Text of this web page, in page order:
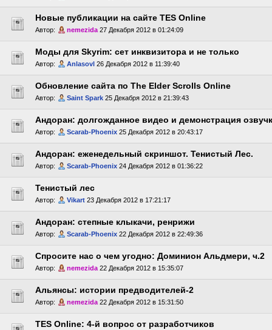
Новые публикации на сайте TES Online
Автор: nemezida 27 Декабря 2012 в 01:24:09
Моды для Skyrim: сет инквизитора и не только
Автор: Anlasovl 26 Декабря 2012 в 11:39:40
Обновление сайта по The Elder Scrolls Online
Автор: Saint Spark 25 Декабря 2012 в 21:39:43
Андоран: долгожданное видео и демонстрация
Автор: Scarab-Phoenix 25 Декабря 2012 в 20:43:17
Андоран: еженедельный скриншот. Тенистый Лес.
Автор: Scarab-Phoenix 24 Декабря 2012 в 01:36:22
Тенистый лес
Автор: Vikart 23 Декабря 2012 в 17:21:17
Андоран: степные клыкачи, ренрижи
Автор: Scarab-Phoenix 22 Декабря 2012 в 22:49:36
Спросите нас о чем угодно: Доминион Альдмери, ч.2
Автор: nemezida 22 Декабря 2012 в 15:35:07
Альянсы: истории предводителей-2
Автор: nemezida 22 Декабря 2012 в 15:31:50
TES Online: 4-й вопрос от разработчиков